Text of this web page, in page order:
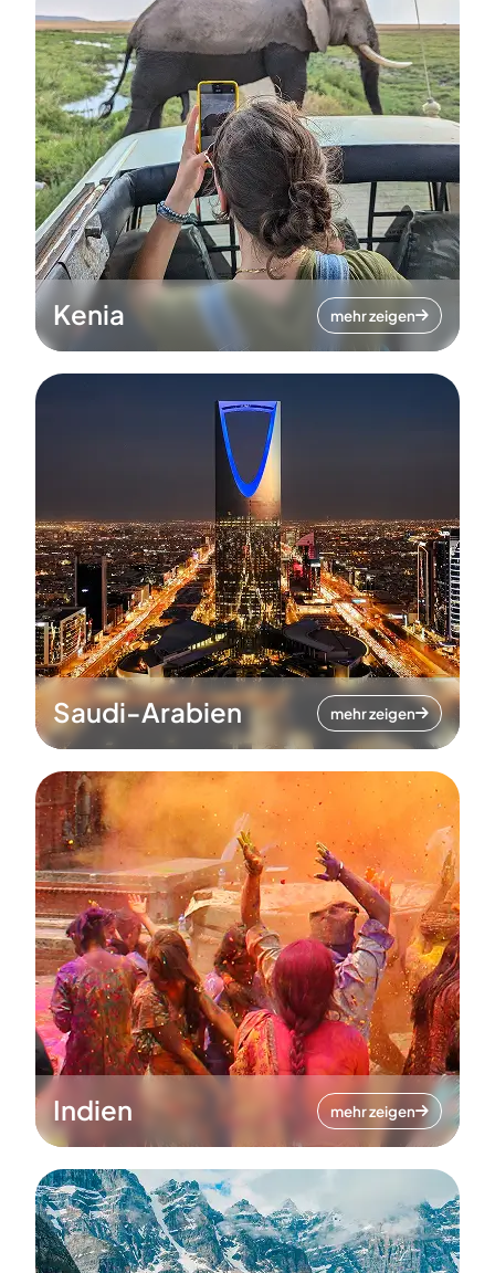
Kenia mehr zeigen
Saudi-Arabien mehr zeigen
Indien mehr zeigen